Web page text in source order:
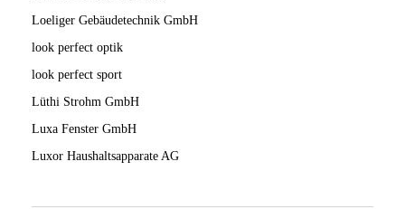
Loeliger Gebäudetechnik GmbH
look perfect optik
look perfect sport
Lüthi Strohm GmbH
Luxa Fenster GmbH
Luxor Haushaltsapparate AG